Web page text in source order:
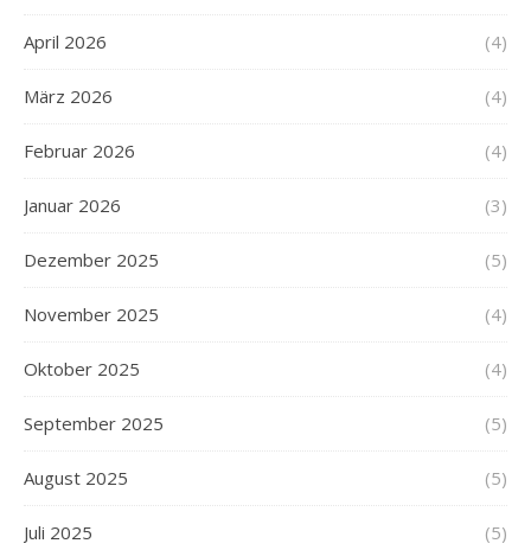
April 2026 (4)
März 2026 (4)
Februar 2026 (4)
Januar 2026 (3)
Dezember 2025 (5)
November 2025 (4)
Oktober 2025 (4)
September 2025 (5)
August 2025 (5)
Juli 2025 (5)